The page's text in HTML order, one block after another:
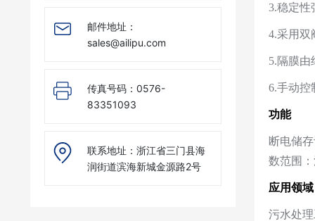
邮件地址：
sales@ailipu.com
传真号码：0576-
83351093
联系地址：浙江省三门县海
润街道滨海新城金源路2号
3.稳定性
4.采用双
5.隔膜由
6.手动控
功能
断电储
数范围：
应用领域
污水处